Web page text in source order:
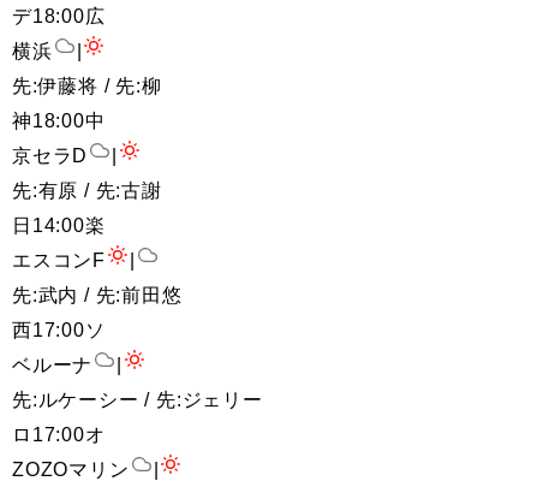
デ18:00広
横浜
先:伊藤将 / 先:柳
神18:00中
京セラD
先:有原 / 先:古謝
日 14:00楽
エスコンF
先:武内 / 先:前田悠
西17:00ソ
ベルーナ
先:ルケーシー / 先:ジェリー
ロ 17:00オ
ZOZOマリン